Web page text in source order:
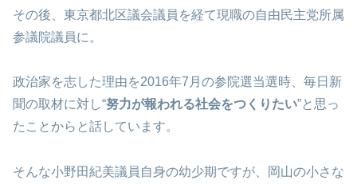
その後、東京都北区議会議員を経て現職の自由民主党所属
参議院議員に。
政治家を志した理由を2016年7月の参院選当選時、毎日新
聞の取材に対し“努力が報われる社会をつくりたい”と思っ
たことからと話しています。
そんな小野田紀美議員自身の幼少期ですが、岡山の小さな